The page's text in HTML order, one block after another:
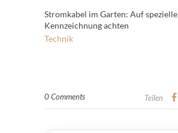
Stromkabel im Garten: Auf spezielle
Kennzeichnung achten
Technik
0 Comments Teilen